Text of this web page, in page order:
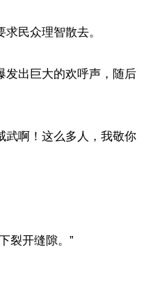
民众理智散去。
发出巨大的欢呼声，随后
武啊！这么多人，我敬你
裂开缝隙。”